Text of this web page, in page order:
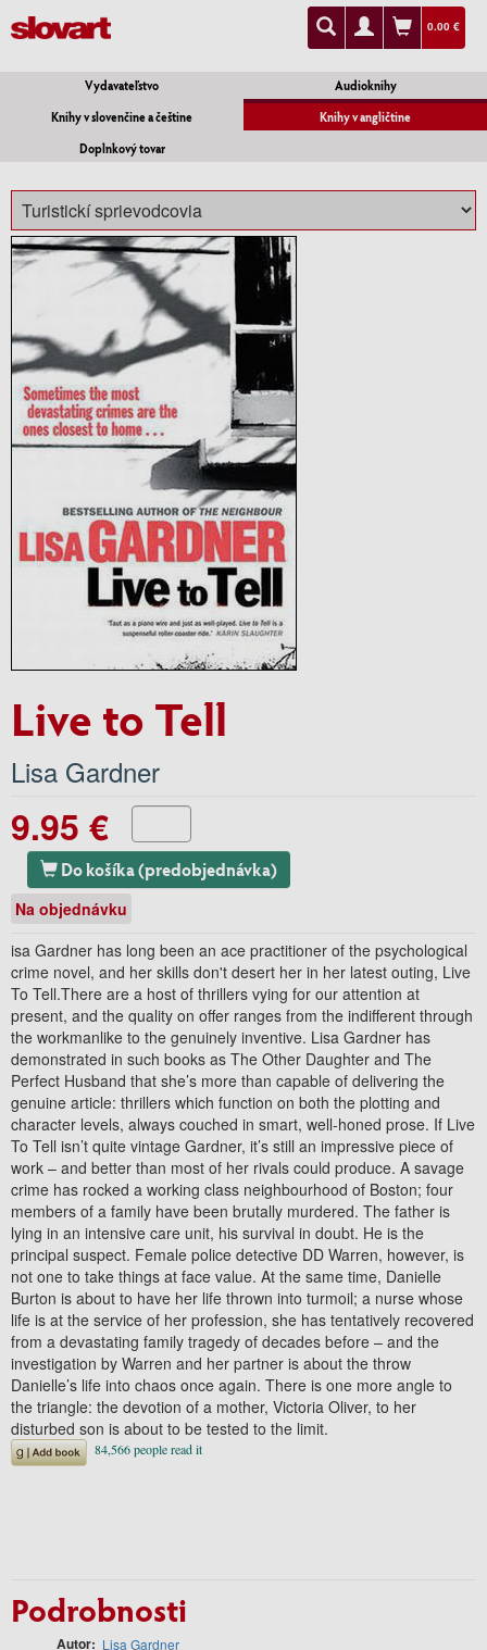
0.00 €
Vydavateľstvo
Audioknihy
Knihy v slovenčine a češtine
Knihy v angličtine
Doplnkový tovar
Live to Tell
Lisa Gardner
9.95 €
Do košíka (predobjednávka)
Na objednávku
isa Gardner has long been an ace practitioner of the psychological
crime novel, and her skills don't desert her in her latest outing, Live
To Tell.There are a host of thrillers vying for our attention at
present, and the quality on offer ranges from the indifferent through
the workmanlike to the genuinely inventive. Lisa Gardner has
demonstrated in such books as The Other Daughter and The
Perfect Husband that she’s more than capable of delivering the
genuine article: thrillers which function on both the plotting and
character levels, always couched in smart, well-honed prose. If Live
To Tell isn’t quite vintage Gardner, it’s still an impressive piece of
work – and better than most of her rivals could produce. A savage
crime has rocked a working class neighbourhood of Boston; four
members of a family have been brutally murdered. The father is
lying in an intensive care unit, his survival in doubt. He is the
principal suspect. Female police detective DD Warren, however, is
not one to take things at face value. At the same time, Danielle
Burton is about to have her life thrown into turmoil; a nurse whose
life is at the service of her profession, she has tentatively recovered
from a devastating family tragedy of decades before – and the
investigation by Warren and her partner is about the throw
Danielle’s life into chaos once again. There is one more angle to
the triangle: the devotion of a mother, Victoria Oliver, to her
disturbed son is about to be tested to the limit.
Podrobnosti
Autor Lisa Gardner